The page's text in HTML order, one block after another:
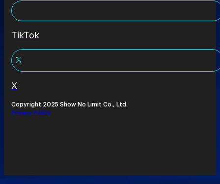
TikTok
X
Copyright 2025 Show No Limit Co., Ltd.
Privacy Policy